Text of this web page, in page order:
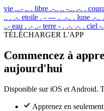
vie ...- .. . libre .-.. .. -... .-. .
.. . .-. etoile . - --- .. .-.. . lune .-..
..- eau . .- ..- terre - . .-. .-. . ciel -
TÉLÉCHARGER L'APP
Commencez à
aujourd'hui
Disponible sur iOS et Android.
Apprenez en